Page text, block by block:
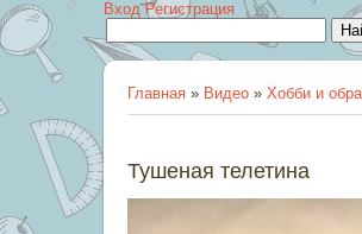
Вход Регистрация
Главная » Видео » Хобби и
Тушеная телетина